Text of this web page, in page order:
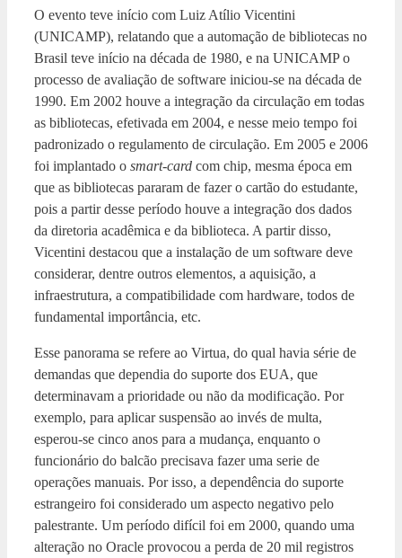
O evento teve início com Luiz Atílio Vicentini
(UNICAMP), relatando que a automação de bibliotecas no
Brasil teve início na década de 1980, e na UNICAMP o
processo de avaliação de software iniciou-se na década de
1990. Em 2002 houve a integração da circulação em todas
as bibliotecas, efetivada em 2004, e nesse meio tempo foi
padronizado o regulamento de circulação. Em 2005 e 2006
foi implantado o smart-card com chip, mesma época em
que as bibliotecas pararam de fazer o cartão do estudante,
pois a partir desse período houve a integração dos dados
da diretoria acadêmica e da biblioteca. A partir disso,
Vicentini destacou que a instalação de um software deve
considerar, dentre outros elementos, a aquisição, a
infraestrutura, a compatibilidade com hardware, todos de
fundamental importância, etc.
Esse panorama se refere ao Virtua, do qual havia série de
demandas que dependia do suporte dos EUA, que
determinavam a prioridade ou não da modificação. Por
exemplo, para aplicar suspensão ao invés de multa,
esperou-se cinco anos para a mudança, enquanto o
funcionário do balcão precisava fazer uma serie de
operações manuais. Por isso, a dependência do suporte
estrangeiro foi considerado um aspecto negativo pelo
palestrante. Um período difícil foi em 2000, quando uma
alteração no Oracle provocou a perda de 20 mil registros